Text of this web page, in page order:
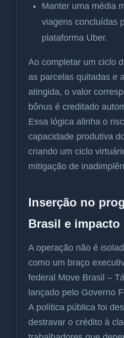
Manter uma média
viagens concluídas
plataforma Uber.
Ao completar um ciclo
as parcelas quitadas e
atingida, o valor
bônus é creditado
Essa lógica alinha o
capacidade produtiva
criando um ciclo
mitigação de
Inserção no
Brasil e impacto
A operação não é
como um braço
federal Move Brasil –
lançado pelo Governo
A política pública foi
destravar o crédito à